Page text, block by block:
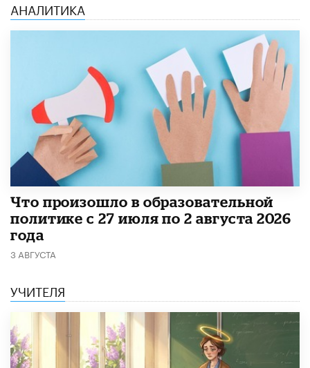
АНАЛИТИКА
​Что произошло в образовательной
политике с 27 июля по 2 августа 2026
года
3 АВГУСТА
УЧИТЕЛЯ